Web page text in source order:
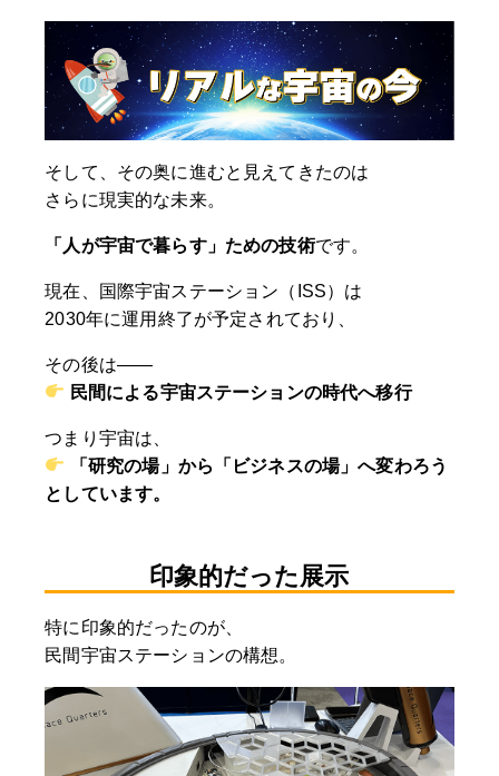
そして、その奥に進むと見えてきたのは
さらに現実的な未来。
「人が宇宙で暮らす」ための技術です。
現在、国際宇宙ステーション（ISS）は
2030年に運用終了が予定されており、
その後は——
民間による宇宙ステーションの時代へ移行
つまり宇宙は、
「研究の場」から「ビジネスの場」へ変わろう
としています。
印象的だった展示
特に印象的だったのが、
民間宇宙ステーションの構想。